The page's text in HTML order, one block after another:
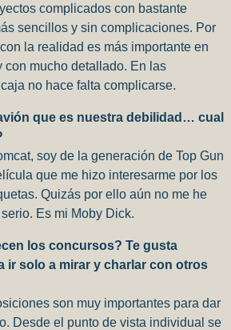
complicados con bastante
sencillos y sin complicaciones. Por
la realidad es más importante en
con mucho detallado. En las
no hace falta complicarse.
que es nuestra debilidad… cual
soy de la generación de Top Gun
que me hizo interesarme por los
Quizás por ello aún no me he
Es mi Moby Dick.
los concursos? Te gusta
ir solo a mirar y charlar con otros
son muy importantes para dar
Desde el punto de vista individual se